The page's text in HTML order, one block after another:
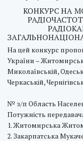
КОНКУРС НА
На цей конкурс
України –
Миколаївській,
Черкаській,
№ з/п Область
Потужність
1. Житомирська
2. Закарпатська